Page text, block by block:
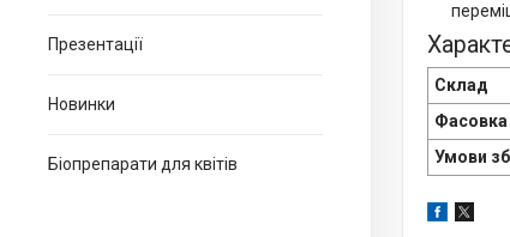
Презентації
Новинки
Біопрепарати для квітів
Склад
Фасовка
Умови